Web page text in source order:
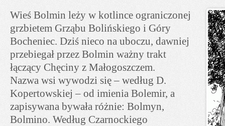
Wieś Bolmin leży w kotlince ograniczonej
grzbietem Grząbu Bolińskiego i Góry
Bocheniec. Dziś nieco na uboczu, dawniej
przebiegał przez Bolmin ważny trakt
łączący Chęciny z Małogoszczem.
Nazwa wsi wywodzi się – według D.
Kopertowskiej – od imienia Bolemir, a
zapisywana bywała różnie: Bolmyn,
Bolmino. Według Czarnockiego